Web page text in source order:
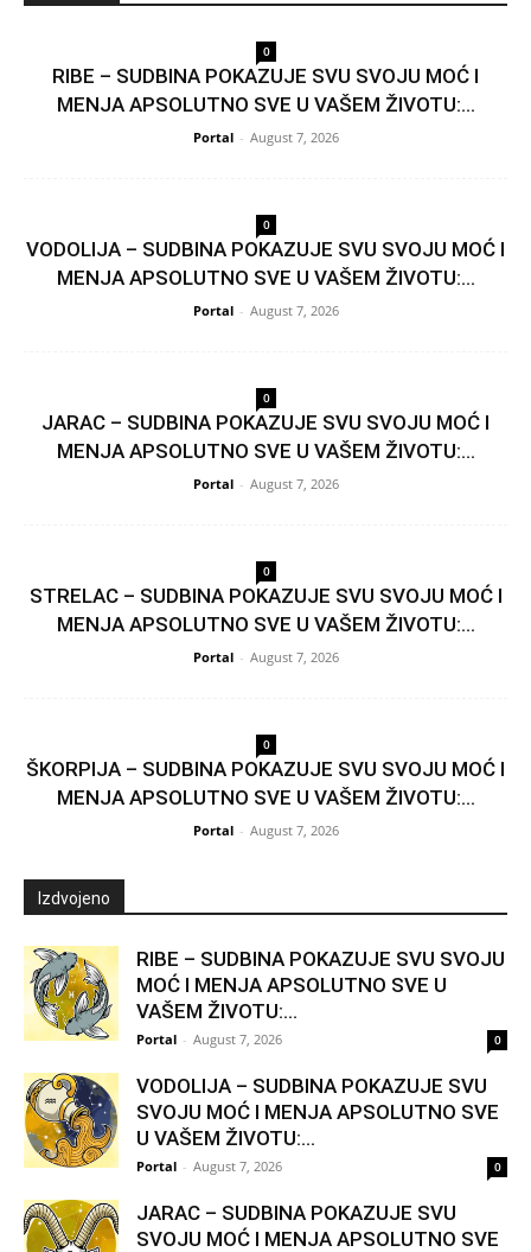
0
RIBE – SUDBINA POKAZUJE SVU SVOJU MOĆ I
MENJA APSOLUTNO SVE U VAŠEM ŽIVOTU:...
Portal - August 7, 2026
0
VODOLIJA – SUDBINA POKAZUJE SVU SVOJU MOĆ I
MENJA APSOLUTNO SVE U VAŠEM ŽIVOTU:...
Portal - August 7, 2026
0
JARAC – SUDBINA POKAZUJE SVU SVOJU MOĆ I
MENJA APSOLUTNO SVE U VAŠEM ŽIVOTU:...
Portal - August 7, 2026
0
STRELAC – SUDBINA POKAZUJE SVU SVOJU MOĆ I
MENJA APSOLUTNO SVE U VAŠEM ŽIVOTU:...
Portal - August 7, 2026
0
ŠKORPIJA – SUDBINA POKAZUJE SVU SVOJU MOĆ I
MENJA APSOLUTNO SVE U VAŠEM ŽIVOTU:...
Portal - August 7, 2026
Izdvojeno
RIBE – SUDBINA POKAZUJE SVU SVOJU
MOĆ I MENJA APSOLUTNO SVE U
VAŠEM ŽIVOTU:...
Portal - August 7, 2026 0
VODOLIJA – SUDBINA POKAZUJE SVU
SVOJU MOĆ I MENJA APSOLUTNO SVE
U VAŠEM ŽIVOTU:...
Portal - August 7, 2026 0
JARAC – SUDBINA POKAZUJE SVU
SVOJU MOĆ I MENJA APSOLUTNO SVE